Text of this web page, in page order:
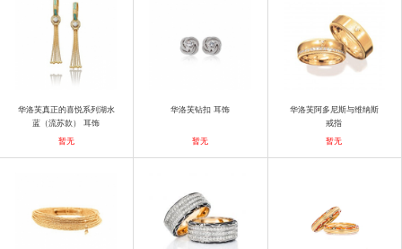
华洛芙真正的喜悦系列湖水
蓝（流苏款） 耳饰
暂无
华洛芙钻扣 耳饰
暂无
华洛芙阿多尼斯与维纳斯
戒指
暂无